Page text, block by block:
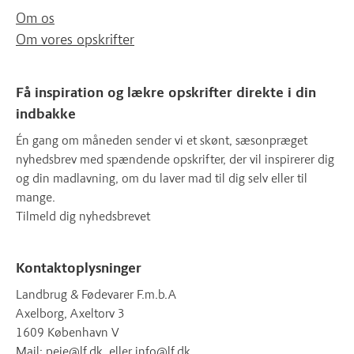
Om os
Om vores opskrifter
Få inspiration og lækre opskrifter direkte i din
indbakke
Én gang om måneden sender vi et skønt, sæsonpræget
nyhedsbrev med spændende opskrifter, der vil inspirerer dig
og din madlavning, om du laver mad til dig selv eller til
mange.
Tilmeld dig nyhedsbrevet
Kontaktoplysninger
Landbrug & Fødevarer F.m.b.A
Axelborg, Axeltorv 3
1609 København V